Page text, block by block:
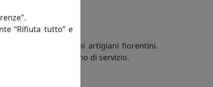
in mano da vecchi artigiani fiorentini.
per un uso quotidiano di servizio.
“Rifiuta tutto” e